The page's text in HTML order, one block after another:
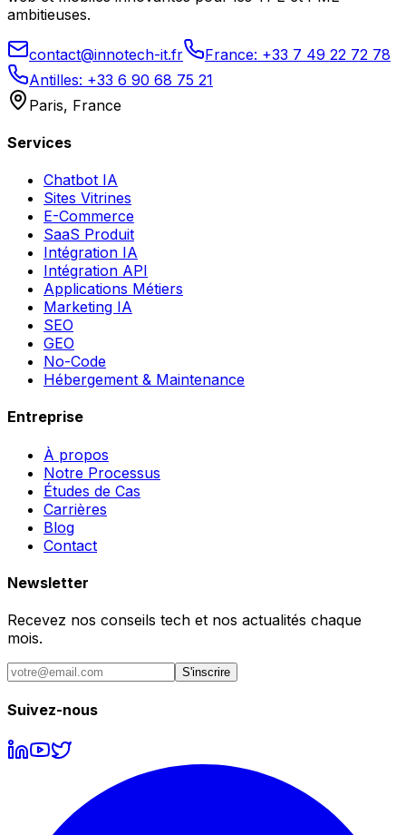
ambitieuses.
contact@innotech-it.fr
France: +33 7 49 22 72 78
Antilles: +33 6 90 68 75 21
Paris, France
Services
Chatbot IA
Sites Vitrines
E-Commerce
SaaS Produit
Intégration IA
Intégration API
Applications Métiers
Marketing IA
SEO
GEO
No-Code
Hébergement & Maintenance
Entreprise
À propos
Notre Processus
Études de Cas
Carrières
Blog
Contact
Newsletter
Recevez nos conseils tech et nos actualités chaque
mois.
S'inscrire
Suivez-nous